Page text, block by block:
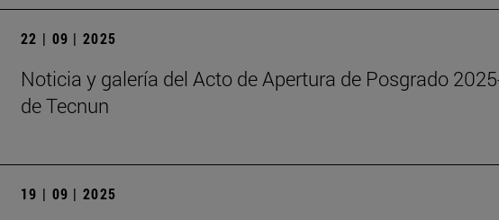
22 | 09 | 2025
Noticia y galería del Acto de Apertura de Posgrado
de Tecnun
19 | 09 | 2025